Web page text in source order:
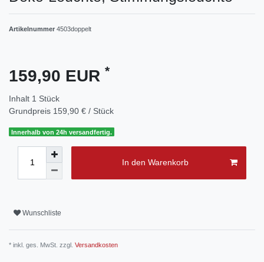
Artikelnummer 4503doppelt
159,90 EUR *
Inhalt 1 Stück
Grundpreis 159,90 € / Stück
Innerhalb von 24h versandfertig.
In den Warenkorb
Wunschliste
* inkl. ges. MwSt. zzgl. Versandkosten